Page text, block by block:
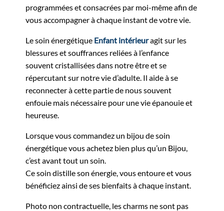
programmées et consacrées par moi-même afin de
vous accompagner à chaque instant de votre vie.
Le soin énergétique Enfant intérieuragit sur les
blessures et souffrances reliées à l’enfance
souvent cristallisées dans notre être et se
répercutant sur notre vie d’adulte. Il aide à se
reconnecter à cette partie de nous souvent
enfouie mais nécessaire pour une vie épanouie et
heureuse.
Lorsque vous commandez un bijou de soin
énergétique vous achetez bien plus qu’un Bijou,
c’est avant tout un soin.
Ce soin distille son énergie, vous entoure et vous
bénéficiez ainsi de ses bienfaits à chaque instant.
Photo non contractuelle, les charms ne sont pas